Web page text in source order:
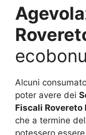
Alcuni
poter avere dei
Fiscali Rovereto
che a termine